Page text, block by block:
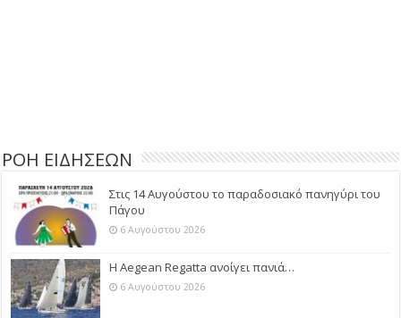
ΡΟΗ ΕΙΔΗΣΕΩΝ
Στις 14 Αυγούστου το παραδοσιακό πανηγύρι του
Πάγου
6 Αυγούστου 2026
Η Aegean Regatta ανοίγει πανιά…
6 Αυγούστου 2026